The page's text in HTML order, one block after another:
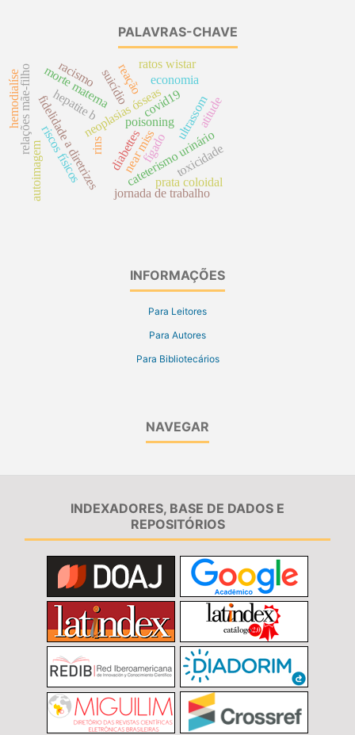
PALAVRAS-CHAVE
hepatite bneoplasias ósseas
poisoningultrassom
cateterismo urinário
near miss
fidelidade a diretrizes
jornada de trabalho
relações mãe-filhoriscos físicos
autoimagem
morte materna economia
suicídioreação
prata coloidal
diabettes
hemodialíse
toxicidade
ratos wistar
fígado
rins
racismo
atitude
covid19
INFORMAÇÕES
Para Leitores
Para Autores
Para Bibliotecários
NAVEGAR
INDEXADORES, BASE DE DADOS E
REPOSITÓRIOS